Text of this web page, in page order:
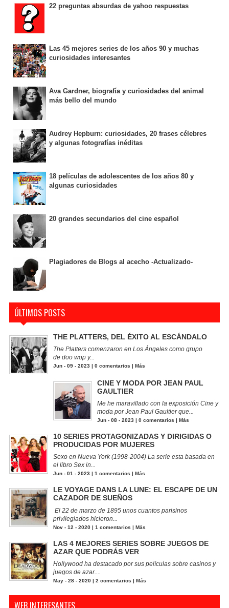
22 preguntas absurdas de yahoo respuestas
Las 45 mejores series de los años 90 y muchas
curiosidades interesantes
Ava Gardner, biografía y curiosidades del animal
más bello del mundo
Audrey Hepburn: curiosidades, 20 frases célebres
y algunas fotografías inéditas
18 películas de adolescentes de los años 80 y
algunas curiosidades
20 grandes secundarios del cine español
Plagiadores de Blogs al acecho -Actualizado-
ÚLTIMOS POSTS
THE PLATTERS, DEL ÉXITO AL ESCÁNDALO
The Platters comenzaron en Los Ángeles como grupo
de doo wop y...
Jun - 09 - 2023 | 0 comentarios | Más
CINE Y MODA POR JEAN PAUL
GAULTIER
Me he maravillado con la exposición Cine y
moda por Jean Paul Gaultier que...
Jun - 08 - 2023 | 0 comentarios | Más
10 SERIES PROTAGONIZADAS Y DIRIGIDAS O
PRODUCIDAS POR MUJERES
Sexo en Nueva York (1998-2004) La serie esta basada en
el libro Sex in...
Jun - 01 - 2023 | 1 comentarios Más
LE VOYAGE DANS LA LUNE: EL ESCAPE DE UN
CAZADOR DE SUEÑOS
El 22 de marzo de 1895 unos cuantos parisinos
privilegiados hicieron...
Nov - 12 - 2020 | 1 comentarios | Más
LAS 4 MEJORES SERIES SOBRE JUEGOS DE
AZAR QUE PODRÁS VER
Hollywood ha destacado por sus películas sobre casinos y
juegos de azar....
May - 28 - 2020 | 2 comentarios | Más